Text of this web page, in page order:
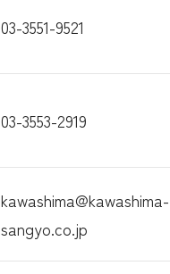
03-3551-9521
03-3553-2919
kawashima@kawashima-
sangyo.co.jp